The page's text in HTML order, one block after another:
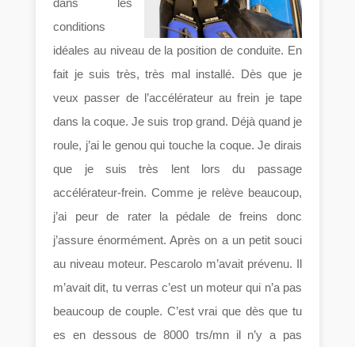
conditions
idéales au niveau de la position de conduite. En
fait je suis très, très mal installé. Dès que je
veux passer de l’accélérateur au frein je tape
dans la coque. Je suis trop grand. Déjà quand je
roule, j’ai le genou qui touche la coque. Je dirais
que je suis très lent lors du passage
accélérateur-frein. Comme je relève beaucoup,
j’ai peur de rater la pédale de freins donc
j’assure énormément. Après on a un petit souci
au niveau moteur. Pescarolo m’avait prévenu. Il
m’avait dit, tu verras c’est un moteur qui n’a pas
beaucoup de couple. C’est vrai que dès que tu
es en dessous de 8000 trs/mn il n’y a pas